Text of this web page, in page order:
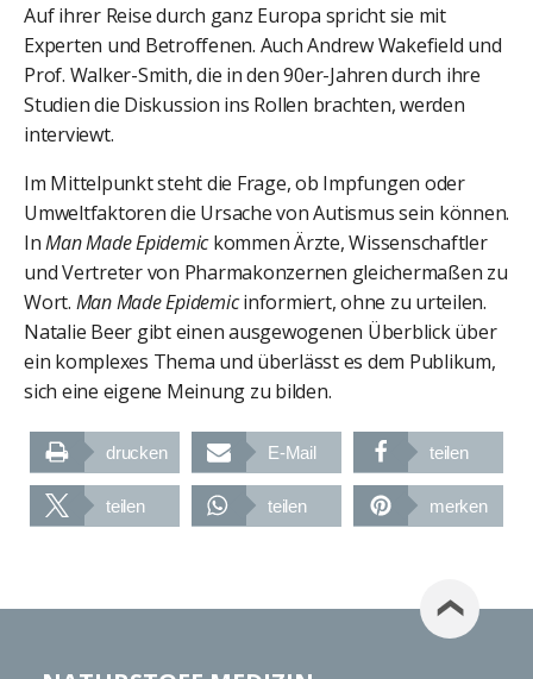
Auf ihrer Reise durch ganz Europa spricht sie mit
Experten und Betroffenen. Auch Andrew Wakefield und
Prof. Walker-Smith, die in den 90er-Jahren durch ihre
Studien die Diskussion ins Rollen brachten, werden
interviewt.
Im Mittelpunkt steht die Frage, ob Impfungen oder
Umweltfaktoren die Ursache von Autismus sein können.
InMan Made Epidemickommen Ärzte, Wissenschaftler
und Vertreter von Pharmakonzernen gleichermaßen zu
Wort. Man Made Epidemicinformiert, ohne zu urteilen.
Natalie Beer gibt einen ausgewogenen Überblick über
ein komplexes Thema und überlässt es dem Publikum,
sich eine eigene Meinung zu bilden.
drucken E-Mail teilen
teilen teilen merken